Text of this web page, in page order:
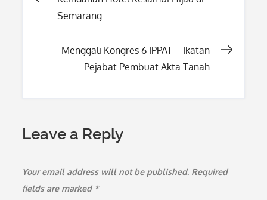
Semarang
Menggali Kongres 6 IPPAT – Ikatan
Pejabat Pembuat Akta Tanah
Leave a Reply
Your email address will not be published. Required
fields are marked *